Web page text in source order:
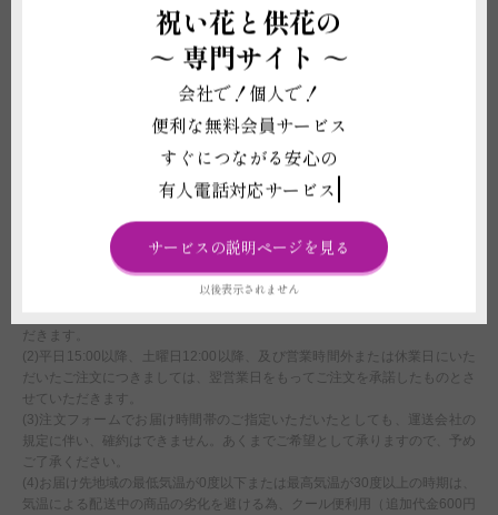
ざいますので、お取り扱いにはご注意ください。
(3)受注制作（オーダー）のため、商品作成後の変更・取り消しを承ること
ができません。制作開始後に、万が一ご注文をお取り消しされた場合も代金
はご注文者様に全額負担いただきます。
(4)オンラインギフトの有効期限（発行から6か月間）の管理については当店
ではご対応ができず、お届け先様にお願いしております。万が一使用前に有
効期限が切れた場合も一切の補償はいたしかねますので、予めご了承くださ
(1)北海道・沖縄へのお届けは別途1,000円（税別）の追加送料オプションの
付帯購入が必要になります。お買い物カート内ご注文情報入力ページの＜商
品付帯サービス＞にて、追加送料オプションのご購入をお願いいたします。
だきます。
(2)平日15:00以降、土曜日12:00以降、及び営業時間外または休業日にいた
だいたご注文につきましては、翌営業日をもってご注文を承諾したものとさ
せていただきます。
(3)注文フォームでお届け時間帯のご指定いただいたとしても、運送会社の
規定に伴い、確約はできません。あくまでご希望として承りますので、予め
ご了承ください。
(4)お届け先地域の最低気温が0度以下または最高気温が30度以上の時期は、
気温による配送中の商品の劣化を避ける為、クール便利用（追加代金600円
祝い花と供花の
～ 専門サイト ～
会社で！個人で！
便利な無料会員サービス
すぐにつながる安心の
有人電話対応サービス
サービスの説明ページを見る
以後表示されません